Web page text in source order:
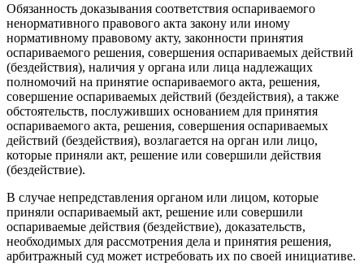
Обязанность доказывания соответствия оспариваемого
ненормативного правового акта закону или иному
нормативному правовому акту, законности принятия
оспариваемого решения, совершения оспариваемых действий
(бездействия), наличия у органа или лица надлежащих
полномочий на принятие оспариваемого акта, решения,
совершение оспариваемых действий (бездействия), а также
обстоятельств, послуживших основанием для принятия
оспариваемого акта, решения, совершения оспариваемых
действий (бездействия), возлагается на орган или лицо,
которые приняли акт, решение или совершили действия
(бездействие).
В случае непредставления органом или лицом, которые
приняли оспариваемый акт, решение или совершили
оспариваемые действия (бездействие), доказательств,
необходимых для рассмотрения дела и принятия решения,
арбитражный суд может истребовать их по своей инициативе.